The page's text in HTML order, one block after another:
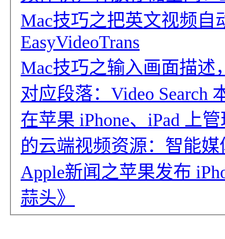
Mac技巧之把英文视频
EasyVideoTrans
Mac技巧之输入画面描
对应段落：Video Search
在苹果 iPhone、iPad 上
的云端视频资源：智能
Apple新闻之苹果发布
蒜头》